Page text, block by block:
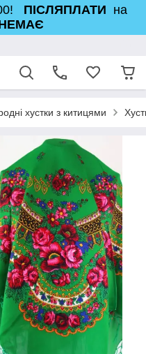
ПІСЛЯПЛАТИ на
хустки з китицями